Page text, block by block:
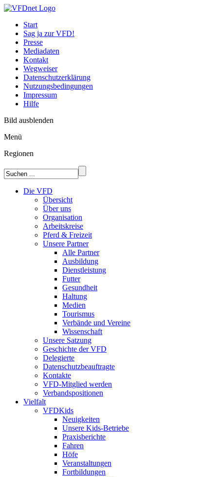
Start
Sag ja zur VFD!
Presse
Mediadaten
Kontakt
Wegweiser
Datenschutzerklärung
Nutzungsbedingungen
Impressum
Hilfe
Bild ausblenden
Menü
Regionen
Die VFD
Übersicht
Über uns
Organisation
Arbeitskreise
Pferd & Freizeit
Unsere Partner
Alle Partner
Ausbildung
Dienstleistung
Futter
Gesundheit
Haltung
Medien
Tourismus
Verbände und Vereine
Wissenschaft
Unsere Satzung
Geschichte der VFD
Delegierte
Datenschutzbeauftragte
Kontakte
VFD-Mitglied werden
Verbandspositionen
Vielfalt
VFDKids
Neuigkeiten
Unsere Kids-Betriebe
Praxisberichte
Fahren
Höfe
Veranstaltungen
Fortbildungen